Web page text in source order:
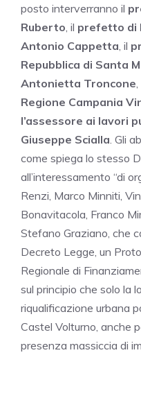
posto interverranno il
Ruberto, il prefetto di
Antonio Cappetta, il
Repubblica di Santa
Antonietta Troncone,
Regione Campania
l’assessore ai lavori
Giuseppe Scialla. Gli
come spiega lo stesso
all’interessamento “di
Renzi, Marco Minniti,
Bonavitacola, Franco
Stefano Graziano, che
Decreto Legge, un
Regionale di
sul principio che solo la
riqualificazione urbana
Castel Volturno, anche
presenza massiccia di